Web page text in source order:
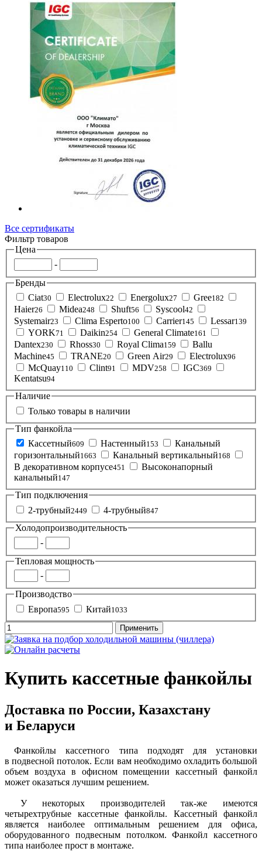
Все сертификаты
Фильтр товаров
Цена
-
Бренды
Ciat30 Electrolux22 Energolux27 Gree182
Haier26 Midea248 Shuft56 Syscool42
Systemair23 Clima Esperto100 Carrier145 Lessar139
YORK71 Daikin254 General Climate161
Dantex230 Rhoss30 Royal Clima159
Ballu
Machine45 TRANE20 Green Air29 Electrolux96
McQuay110 Clint91 MDV258 IGC369
Kentatsu94
Наличие
Только товары в наличии
Тип фанкойла
Кассетный609 Настенный153
Канальный
горизонтальный1663 Канальный вертикальный168
В декоративном корпусе451
Высоконапорный
канальный147
Тип подключения
2-трубный2449 4-трубный847
Холодопроизводительность
-
Тепловая мощность
-
Производство
Европа595 Китай1033
Купить кассетные фанкойлы
Доставка по России, Казахстану
и Беларуси
Фанкойлы кассетного типа подходят для установки
в подвесной потолок. Если вам необходимо охладить большой
объем воздуха в офисном помещении кассетный фанкойл
может оказаться лучшим решением.
У некоторых производителей так-же имеются
четырехтрубные кассетные фанкойлы. Кассетный фанкойл
является наиболее оптимальным решением для офиса,
оборудованного подвесным потолком. Фанкойл кассетного
типа наиболее прост в монтаже.